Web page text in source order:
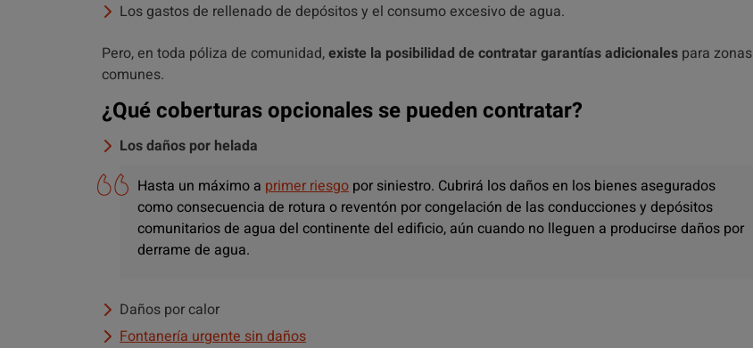
Los gastos de rellenado de depósitos y el consumo excesivo de agua.
Pero, en toda póliza de comunidad,existe la posibilidad de contratar garantías adicionales para zonas
comunes.
¿Qué coberturas opcionales se pueden contratar?
Los daños por helada
Hasta un máximo a primer riesgo por siniestro. Cubrirá los daños en los bienes asegurados
como consecuencia de rotura o reventón por congelación de las conducciones y depósitos
comunitarios de agua del continente del edificio, aún cuando no lleguen a producirse daños por
derrame de agua.
Daños por calor
Fontanería urgente sin daños